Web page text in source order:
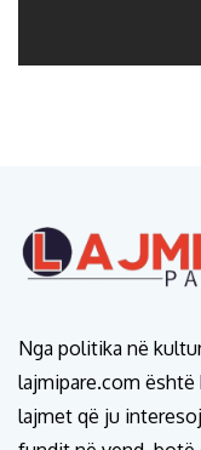
Nga politika në
lajmipare.com
lajmet që ju